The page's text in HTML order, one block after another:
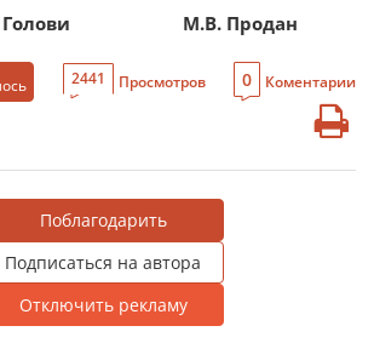
М.В. Продан
2441 Просмотров 0 Коментарии
Поблагодарить
Подписаться на автора
Отключить рекламу